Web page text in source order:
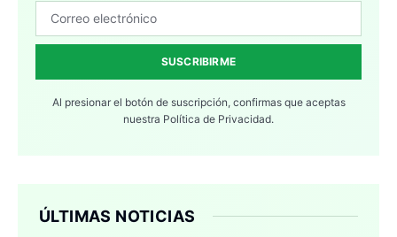
SUSCRIBIRME
Al presionar el botón de suscripción, confirmas que aceptas
nuestra Política de Privacidad.
ÚLTIMAS NOTICIAS